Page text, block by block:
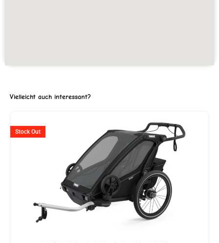
Vielleicht auch interessant?
Stock Out